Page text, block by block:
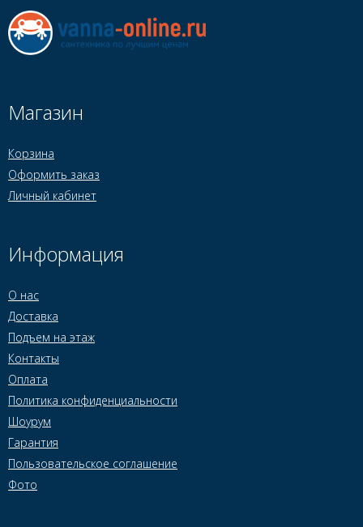
Магазин
Корзина
Оформить заказ
Личный кабинет
Информация
О нас
Доставка
Подъем на этаж
Контакты
Оплата
Политика конфиденциальности
Шоурум
Гарантия
Пользовательское соглашение
Фото